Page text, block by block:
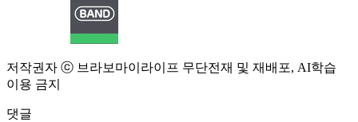
저작권자 ⓒ 브라보마이라이프 무단전재 및 재배포, AI학습
이용 금지
댓글